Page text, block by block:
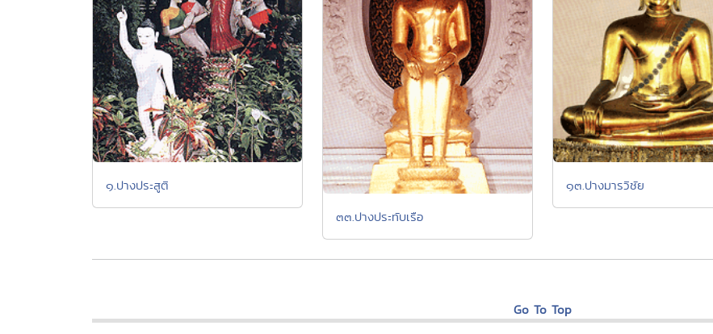
๑.ปางประสูติ
๓๓.ปางประทับเรือ
๑๓.ปางมารวิชัย
Go To Top